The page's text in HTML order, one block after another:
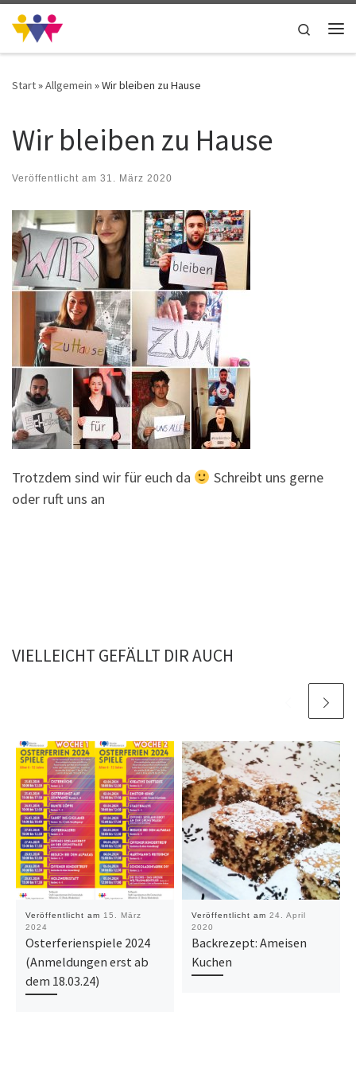
Zum Inhalt springen
Search
Start»Allgemein »Wir bleiben zu Hause
Wir bleiben zu Hause
Veröffentlicht am 31. März 2020
Trotzdem sind wir für euch da
Schreibt uns gerne
oder ruft uns an
VIELLEICHT GEFÄLLT DIR AUCH
Veröffentlicht am 15. März
2024
Osterferienspiele 2024
(Anmeldungen erst ab
dem 18.03.24)
Veröffentlicht am 24. April
2020
Backrezept: Ameisen
Kuchen